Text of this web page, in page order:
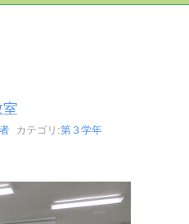
カテゴリ:第３学年